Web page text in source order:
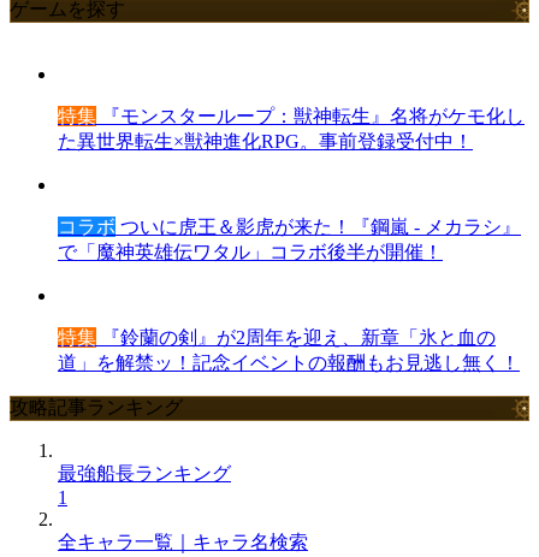
ゲームを探す
特集 『モンスターループ：獣神転生』名将がケモ化し
た異世界転生×獣神進化RPG。事前登録受付中！
コラボ ついに虎王＆影虎が来た！『鋼嵐 - メカラシ』
で「魔神英雄伝ワタル」コラボ後半が開催！
特集 『鈴蘭の剣』が2周年を迎え、新章「氷と血の
道」を解禁ッ！記念イベントの報酬もお見逃し無く！
攻略記事ランキング
最強船長ランキング
1
全キャラ一覧｜キャラ名検索